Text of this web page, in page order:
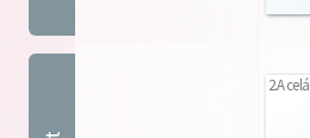
2.A celá